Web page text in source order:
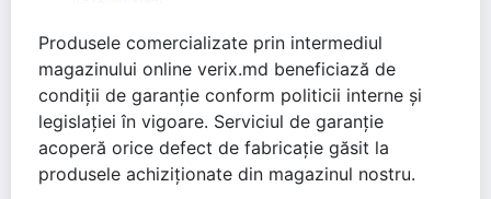
Produsele comercializate prin intermediul
magazinului online verix.md beneficiază de
condiții de garanție conform politicii interne și
legislației în vigoare. Serviciul de garanție
acoperă orice defect de fabricație găsit la
produsele achiziționate din magazinul nostru.